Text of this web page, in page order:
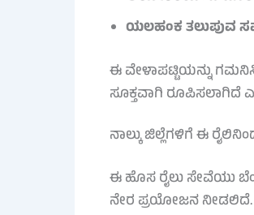
ಯಲಹಂಕ ತಲುಪುವ
ಈ ವೇಳಾಪಟ್ಟಿಯನ್ನು
ಸೂಕ್ತವಾಗಿ ರೂಪಿಸಲಾಗಿದೆ
ನಾಲ್ಕು ಜಿಲ್ಲೆಗಳಿಗೆ ಈ
ಈ ಹೊಸ ರೈಲು ಸೇವೆಯು
ನೇರ ಪ್ರಯೋಜನ ನೀಡಲಿದೆ.